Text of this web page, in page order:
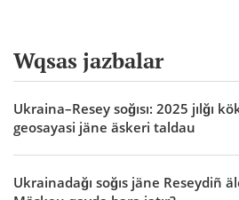
Wqsas jazbalar
Ukraina–Resey soğısı: 2025 jılğı
geosayasi jäne äskeri taldau
Ukrainadağı soğıs jäne Reseydiñ